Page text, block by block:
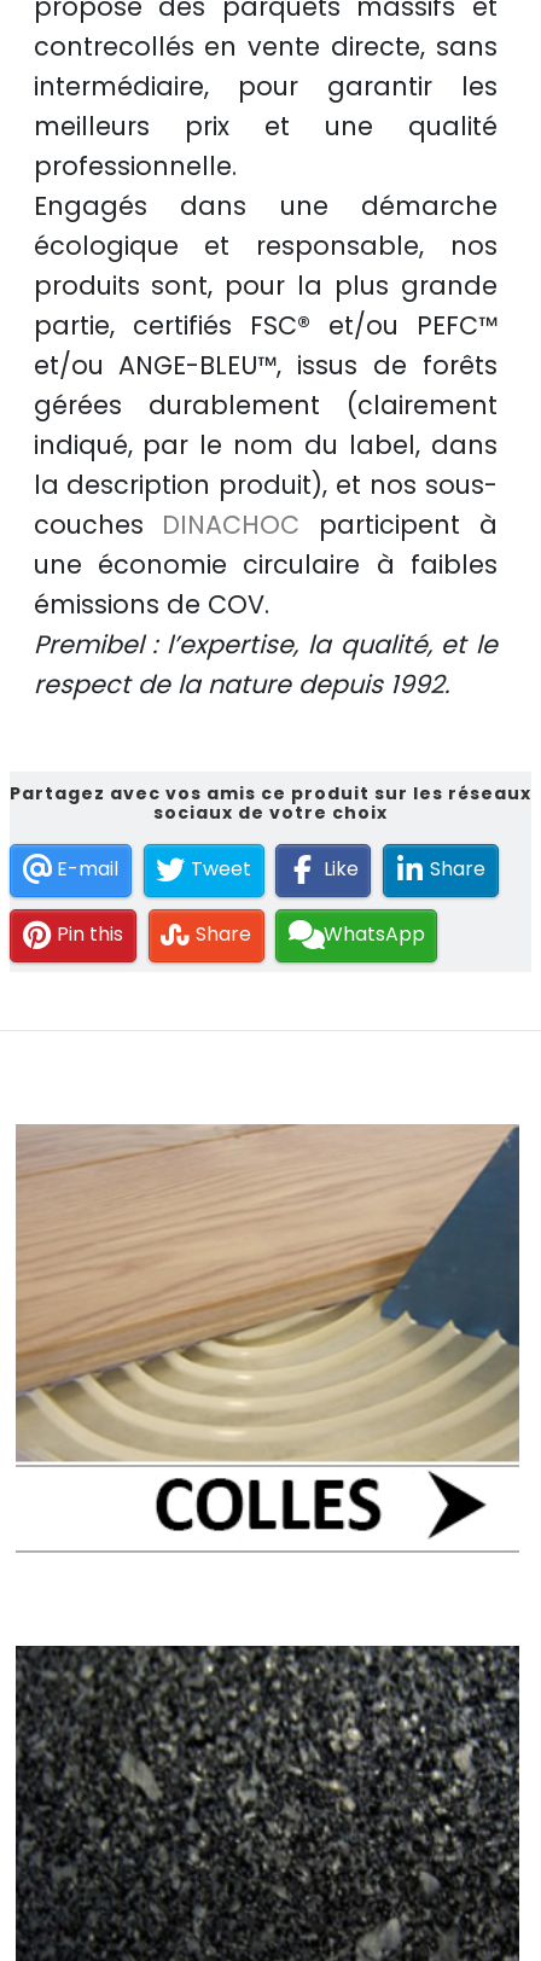
contrecollés envente directe, sans
intermédiaire, pour garantir les
meilleurs prixet une qualité
professionnelle.
Engagés dans une démarche
écologique et responsable, nos
produits sont, pour la plus grande
partie, certifiés FSC® et/ou PEFC™
et/ouANGE-BLEU™, issus de forêts
gérées durablement (clairement
indiqué, par le nom du label, dans
la description produit), et nos sous-
couches DINACHOC participent à
une économie circulaire à faibles
émissions de COV.
Premibel : l’expertise, la qualité, et le
respect de la nature depuis 1992.
Partagez avec vos amis ce produit sur les réseaux
sociaux de votre choix
E-mail Tweet Like Share
Pin this Share WhatsApp